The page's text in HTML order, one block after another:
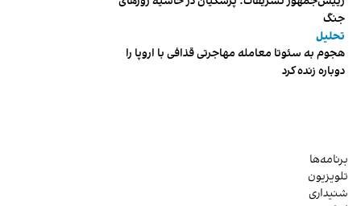
جنگ
تحلیل
هجوم به سئوتا معامله مهاجرتی قذافی با اروپا را
دوباره زنده کرد
برنامه‌ها
تلویزیون
شنیداری